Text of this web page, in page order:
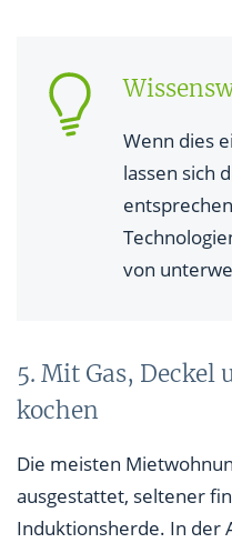
Wenn dies
lassen sich
von
5. Mit Gas, Deckel
kochen
Die meisten
ausgestattet, seltener
Induktionsherde. In der